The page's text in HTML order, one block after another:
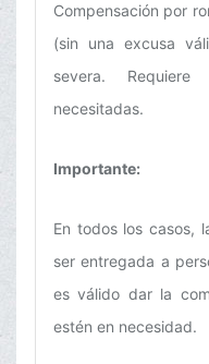
Compensación por
(sin una excusa
severa.
necesitadas.
Importante:
En todos los casos,
ser entregada a
es válido dar la
estén en necesidad.